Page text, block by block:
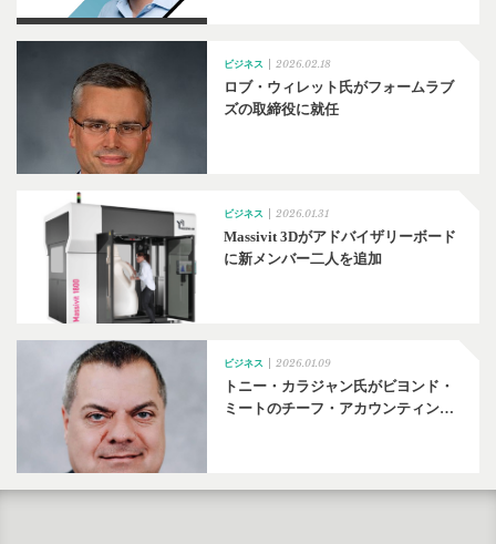
ビジネス 2026.02.18
ロブ・ウィレット氏がフォームラブ
ズの取締役に就任
ビジネス 2026.01.31
Massivit 3Dがアドバイザリーボード
に新メンバー二人を追加
ビジネス 2026.01.09
トニー・カラジャン氏がビヨンド・
ミートのチーフ・アカウンティン…